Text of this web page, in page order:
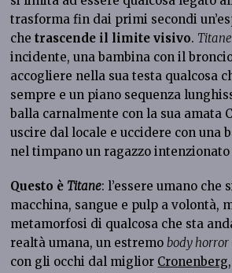
trasforma fin dai primi secondi
chetrascende il limite visivo.
incidente, una bambina con il
accogliere nella sua testa qualcosa
sempre e un piano sequenza
balla carnalmente con la sua amata
uscire dal locale e uccidere con una
nel timpano un ragazzo
Questo è Titane: l’essere umano che
macchina, sangue e pulp a volontà,
metamorfosi di qualcosa che sta
realtà umana, un estremobody horror
con gli occhi dal miglior Cronenberg